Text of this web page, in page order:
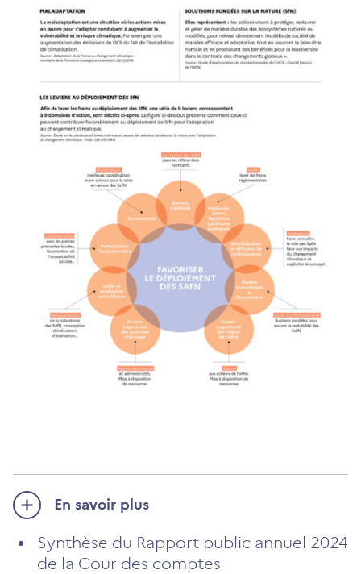
En savoir plus
Synthèse du Rapport public annuel 2024
de la Cour des comptes